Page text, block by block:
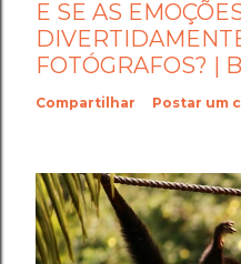
E SE AS
FOTÓGRAFOS? |
Compartilhar Postar um